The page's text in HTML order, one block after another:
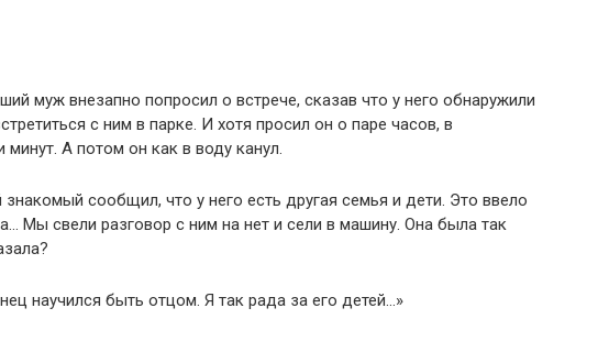
муж внезапно попросил о встрече, сказав что у него обнаружили
с ним в парке. И хотя просил он о паре часов, в
А потом он как в воду канул.
сообщил, что у него есть другая семья и дети. Это ввело
Мы свели разговор с ним на нет и сели в машину. Она была так
научился быть отцом. Я так рада за его детей…»